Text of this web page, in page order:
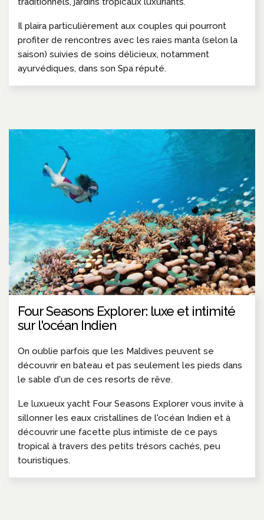
Il plaira particulièrement aux couples qui pourront
profiter de rencontres avec les raies manta (selon la
saison) suivies de soins délicieux, notamment
ayurvédiques, dans son Spa réputé.
Four Seasons Explorer: luxe et intimité
sur l'océan Indien
On oublie parfois que les Maldives peuvent se
découvrir en bateau et pas seulement les pieds dans
le sable d'un de ces resorts de rêve.
Le luxueux yacht Four Seasons Explorer vous invite à
sillonner les eaux cristallines de l'océan Indien et à
découvrir une facette plus intimiste de ce pays
tropical à travers des petits trésors cachés, peu
touristiques.